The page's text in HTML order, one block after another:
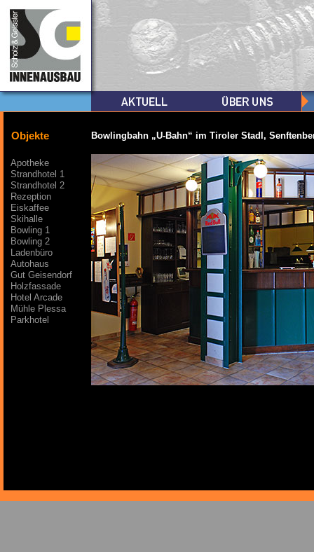
Objekte
Apotheke
Strandhotel 1
Strandhotel 2
Rezeption
Eiskaffee
Skihalle
Bowling 1
Bowling 2
Ladenbüro
Autohaus
Gut Geisendorf
Holzfassade
Hotel Arcade
Mühle Plessa
Parkhotel
Bowlingbahn „U-Bahn“ im Tiroler Stadl,